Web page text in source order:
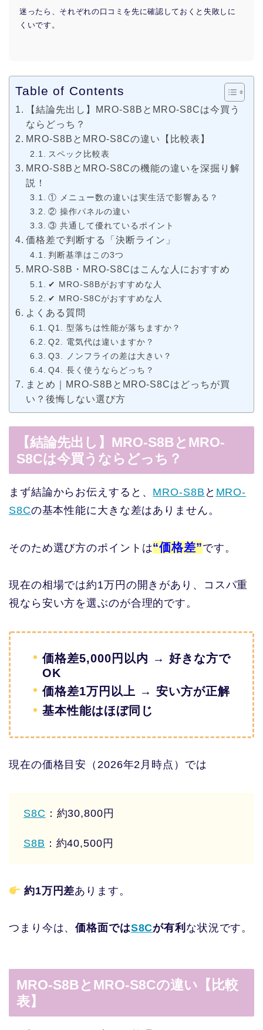
迷ったら、それぞれの口コミを先に確認しておくと失敗しに
くいです。
Table of Contents
【結論先出し】MRO-S8BとMRO-S8Cは今買う
ならどっち？
MRO-S8BとMRO-S8Cの違い【比較表】
スペック比較表
MRO-S8BとMRO-S8Cの機能の違いを深掘り解
説！
① メニュー数の違いは実生活で影響ある？
② 操作パネルの違い
③ 共通して優れているポイント
価格差で判断する「決断ライン」
判断基準はこの3つ
MRO-S8B・MRO-S8Cはこんな人におすすめ
✔ MRO-S8Bがおすすめな人
✔ MRO-S8Cがおすすめな人
よくある質問
Q1. 型落ちは性能が落ちますか？
Q2. 電気代は違いますか？
Q3. ノンフライの差は大きい？
Q4. 長く使うならどっち？
まとめ｜MRO-S8BとMRO-S8Cはどっちが買
い？後悔しない選び方
【結論先出し】MRO-S8BとMRO-
S8Cは今買うならどっち？
まず結論からお伝えすると、 MRO-S8B と MRO-
S8Cの基本性能に大きな差はありません。
そのため選び方のポイントは“価格差”です。
現在の相場では約1万円の開きがあり、コスパ重
視なら安い方を選ぶのが合理的です。
価格差5,000円以内 → 好きな方で
OK
価格差1万円以上 → 安い方が正解
基本性能はほぼ同じ
現在の価格目安（2026年2月時点）では
S8C ：約30,800円
S8B ：約40,500円
約1万円差あります。
つまり今は、価格面ではS8Cが有利 な状況です。
MRO-S8BとMRO-S8Cの違い【比較
表】